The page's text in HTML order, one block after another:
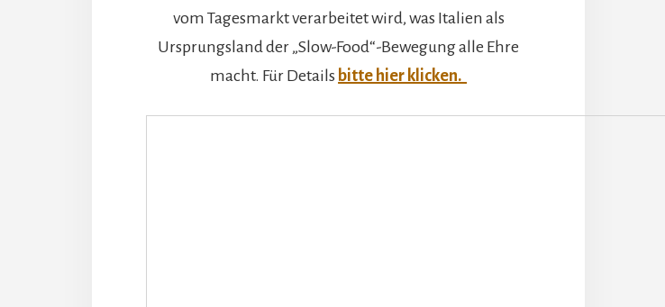
vom Tagesmarkt verarbeitet wird, was Italien als
Ursprungsland der „Slow-Food“-Bewegung alle Ehre
macht. Für Details bitte hier klicken.